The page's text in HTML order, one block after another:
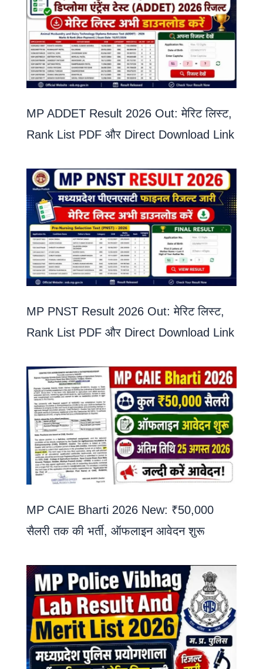
MP ADDET Result 2026 Out: मेरिट लिस्ट,
Rank List PDF और Direct Download Link
MP PNST Result 2026 Out: मेरिट लिस्ट,
Rank List PDF और Direct Download Link
MP CAIE Bharti 2026 New: ₹50,000
सैलरी तक की भर्ती, ऑफलाइन आवेदन शुरू